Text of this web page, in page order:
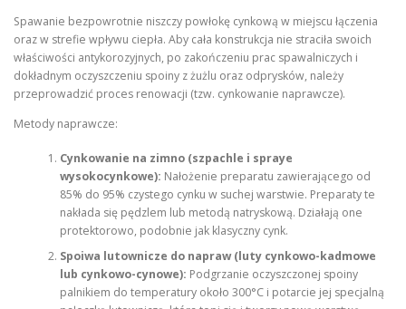
Spawanie bezpowrotnie niszczy powłokę cynkową w miejscu łączenia
oraz w strefie wpływu ciepła. Aby cała konstrukcja nie straciła swoich
właściwości antykorozyjnych, po zakończeniu prac spawalniczych i
dokładnym oczyszczeniu spoiny z żużlu oraz odprysków, należy
przeprowadzić proces renowacji (tzw. cynkowanie naprawcze).
Metody naprawcze:
Cynkowanie na zimno (szpachle i spraye
wysokocynkowe): Nałożenie preparatu zawierającego od
85% do 95% czystego cynku w suchej warstwie. Preparaty te
nakłada się pędzlem lub metodą natryskową. Działają one
protektorowo, podobnie jak klasyczny cynk.
Spoiwa lutownicze do napraw (luty cynkowo-kadmowe
lub cynkowo-cynowe): Podgrzanie oczyszczonej spoiny
palnikiem do temperatury około 300°C i potarcie jej specjalną